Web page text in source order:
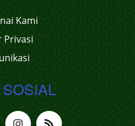
Kami
Privasi